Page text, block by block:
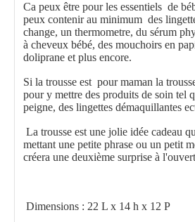
Ca peux être pour les essentiels de
peux contenir au minimum des
change, un thermometre, du sérum
à cheveux bébé, des mouchoirs en
doliprane et plus encore.
Si la trousse est pour maman la
pour y mettre des produits de soin tel
peigne, des lingettes démaquillantes
La trousse est une jolie idée cadeau
mettant une petite phrase ou un petit
créera une deuxième surprise à
Dimensions : 22 L x 14 h x 12 P